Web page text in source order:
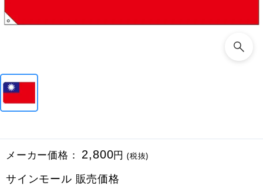
メーカー価格： 2,800円(税抜)
サインモール 販売価格